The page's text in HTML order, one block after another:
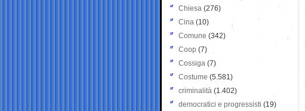
Chiesa (276)
Cina (10)
Comune (342)
Coop (7)
Cossiga (7)
Costume (5.581)
criminalità (1.402)
democratici e progressisti (19)